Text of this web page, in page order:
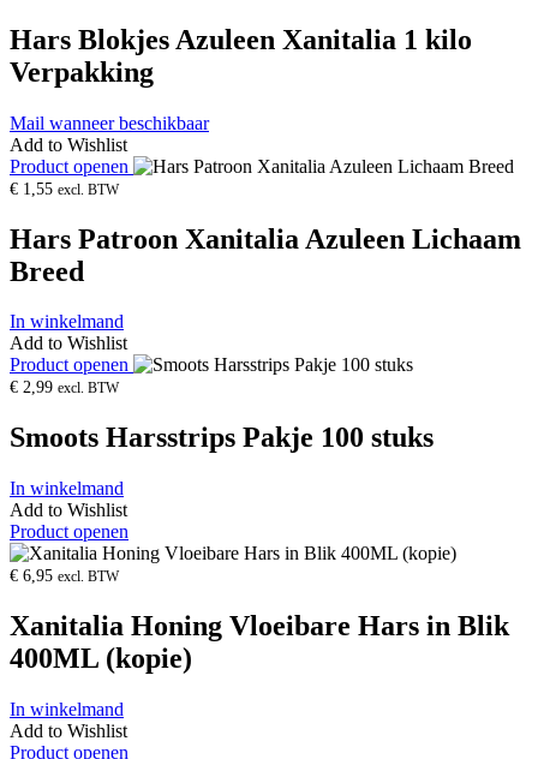
Hars Blokjes Azuleen Xanitalia 1 kilo
Verpakking
Mail wanneer beschikbaar
Add to Wishlist
Product openen
€ 1,55 excl. BTW
Hars Patroon Xanitalia Azuleen Lichaam
Breed
In winkelmand
Add to Wishlist
Product openen
€ 2,99 excl. BTW
Smoots Harsstrips Pakje 100 stuks
In winkelmand
Add to Wishlist
Product openen
€ 6,95 excl. BTW
Xanitalia Honing Vloeibare Hars in Blik
400ML (kopie)
In winkelmand
Add to Wishlist
Product openen